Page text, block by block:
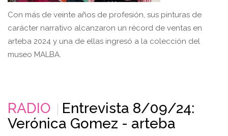
Con más de veinte años de profesión, sus pinturas de
carácter narrativo alcanzaron un récord de ventas en
arteba 2024 y una de ellas ingresó a la colección del
museo MALBA.
RADIO
Entrevista 8/09/24:
Verónica Gomez - arteba